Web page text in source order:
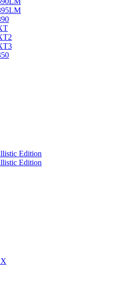
Edition
Edition